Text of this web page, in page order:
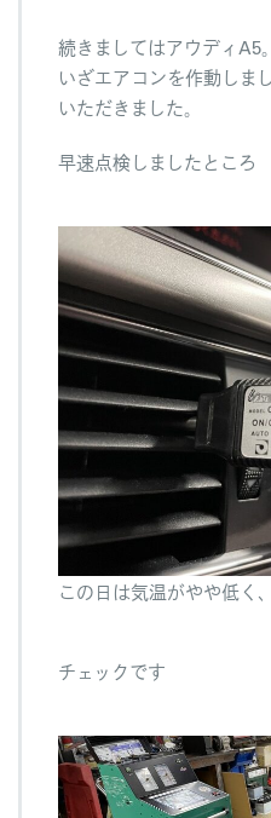
続きましてはアウディA5
いざエアコンを作動しま
いただきました。
早速点検しましたところ
この日は気温がやや低く
チェックです